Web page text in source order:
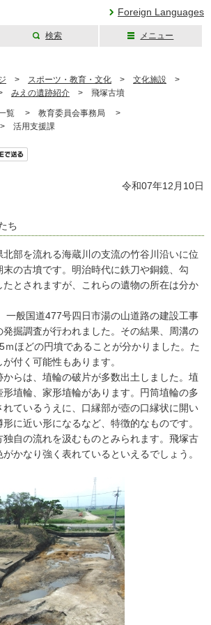
Foreign Languages
検索 メニュー
> スポーツ・教育・文化 > 文化施設 >
みえの遺跡紹介 > 飛塚古墳
覧 > 教育委員会事務局 >
活用支援課
令和07年12月10日
ち
部を流れる海蔵川の支流の竹谷川沿いに位
の古墳です。明治時代に鉄刀や銅鏡、勾
とされますが、これらの遺物の所在は分か
般国道477号四日市湯の山道路の建設工事
掘調査が行われました。その結果、周溝の
ｍほどの円墳であることが分かりました。た
付く可能性もあります。
らは、埴輪の破片が多数出土しました。埴
埴輪、家形埴輪があります。円筒埴輪の多
れているうえに、口縁部が壺の口縁状に開い
に近い形になるなど、特徴的なものです。
自の流れを汲むものとみられます。飛塚古
かなり強く表れているといえるでしょう。